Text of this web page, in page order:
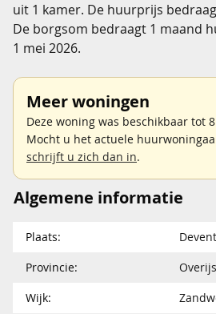
uit 1 kamer. De huurprijs
De borgsom bedraagt 1 maand
1 mei 2026.
Meer woningen
Deze woning was beschikbaar tot
Mocht u het actuele
schrijft u zich dan in.
Algemene informatie
Plaats:
Provincie:
Wijk: